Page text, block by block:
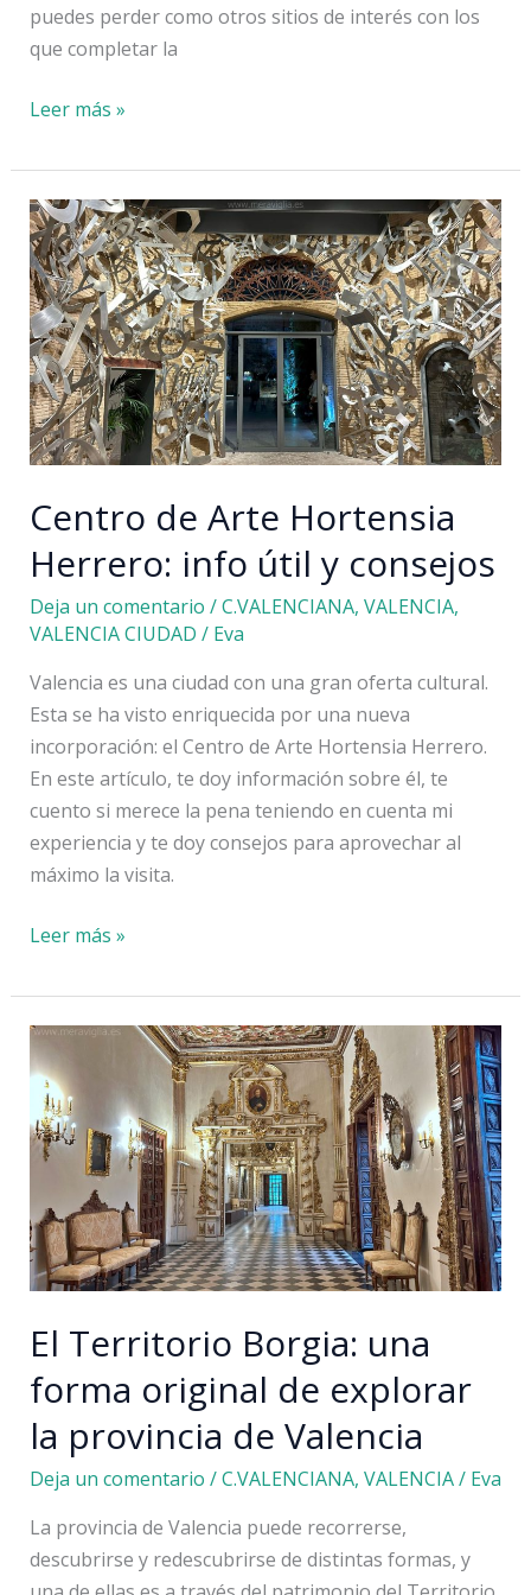
puedes perder como otros sitios de interés con los
que completar la
Qué
en
Xàtiva,
la
cuna
de
los
Borgia
Leer más »
Centro de Arte Hortensia
Herrero: info útil y consejos
Deja un comentario /C.VALENCIANA, VALENCIA,
VALENCIA CIUDAD / Eva
Valencia es una ciudad con una gran oferta cultural.
Esta se ha visto enriquecida por una nueva
incorporación: el Centro de Arte Hortensia Herrero.
En este artículo, te doy información sobre él, te
cuento si merece la pena teniendo en cuenta mi
experiencia y te doy consejos para aprovechar al
máximo la visita.
Centro
Arte
Hortensia
Herrero:
info
útil
consejos
Leer más »
El Territorio Borgia: una
forma original de explorar
la provincia de Valencia
Deja un comentario /C.VALENCIANA, VALENCIA/ Eva
La provincia de Valencia puede recorrerse,
descubrirse y redescubrirse de distintas formas, y